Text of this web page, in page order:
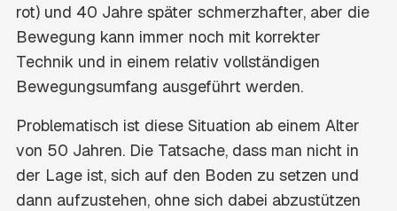
rot) und 40 Jahre später schmerzhafter, aber die
Bewegung kann immer noch mit korrekter
Technik und in einem relativ vollständigen
Bewegungsumfang ausgeführt werden.
Problematisch ist diese Situation ab einem Alter
von 50 Jahren. Die Tatsache, dass man nicht in
der Lage ist, sich auf den Boden zu setzen und
dann aufzustehen, ohne sich dabei abzustützen